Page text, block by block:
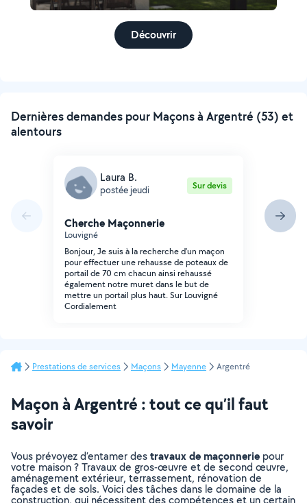
Découvrir
Dernières demandes pour Maçons à Argentré (53) et
alentours
Laura B.
postée jeudi Sur devis
Cherche Maçonnerie
Louvigné
Bonjour, Je suis à la recherche d'un maçon
pour effectuer une rehausse de poteaux de
portail de 70 cm chacun ainsi rehaussé
également notre muret dans le but de
mettre un portail plus haut. Sur Louvigné
Cordialement
Prestations de services Maçons Mayenne Argentré
Maçon à Argentré : tout ce qu’il faut
savoir
Vous prévoyez d’entamer destravaux de maçonnerie pour
votre maison ? Travaux de gros-œuvre et de second œuvre,
aménagement extérieur, terrassement, rénovation de
façades et de sols. Voici des tâches dans le domaine de la
construction, qui nécessitent des compétences et un certain